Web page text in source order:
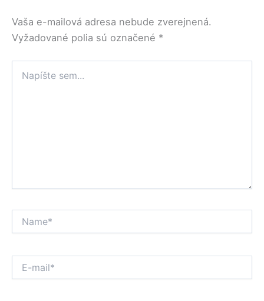
Vaša e-mailová adresa nebude zverejnená.
Vyžadované polia sú označené *
sem...
mail*